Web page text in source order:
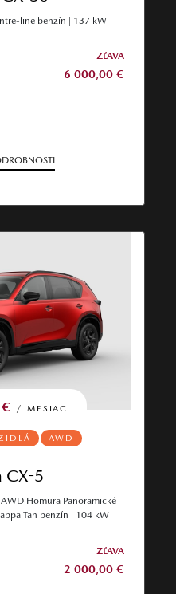
line benzín | 137 kW
ZĽAVA
6 000,00 €
/ MESIAC
AWD
CX-5
Homura Panoramické
Tan benzín | 104 kW
ZĽAVA
2 000,00 €